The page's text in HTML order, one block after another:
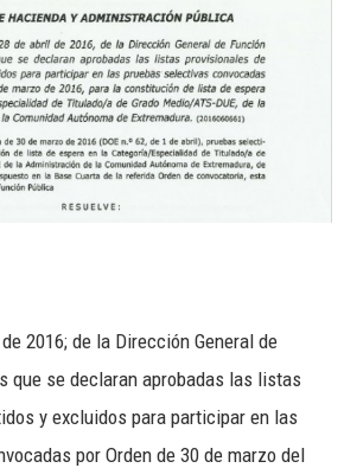
2016; de la Dirección General de
que se declaran aprobadas las listas
y excluidos para participar en las
por Orden de 30 de marzo del